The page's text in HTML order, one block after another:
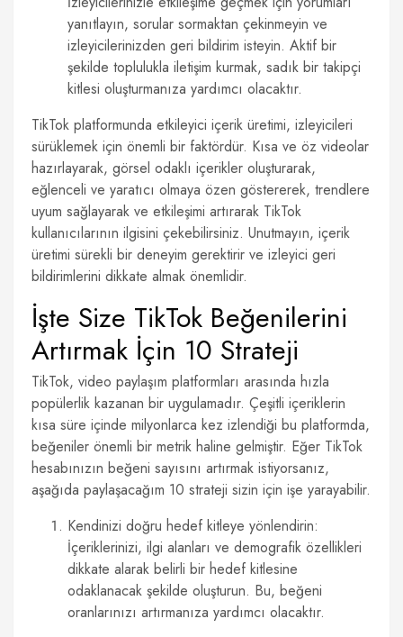
yanıtlayın, sorular sormaktan çekinmeyin ve
izleyicilerinizden geri bildirim isteyin. Aktif bir
şekilde toplulukla iletişim kurmak, sadık bir takipçi
kitlesi oluşturmanıza yardımcı olacaktır.
TikTok platformunda etkileyici içerik üretimi, izleyicileri
sürüklemek için önemli bir faktördür. Kısa ve öz videolar
hazırlayarak, görsel odaklı içerikler oluşturarak,
eğlenceli ve yaratıcı olmaya özen göstererek, trendlere
uyum sağlayarak ve etkileşimi artırarak TikTok
kullanıcılarının ilgisini çekebilirsiniz. Unutmayın, içerik
üretimi sürekli bir deneyim gerektirir ve izleyici geri
bildirimlerini dikkate almak önemlidir.
İşte Size TikTok Beğenilerini
Artırmak İçin 10 Strateji
TikTok, video paylaşım platformları arasında hızla
popülerlik kazanan bir uygulamadır. Çeşitli içeriklerin
kısa süre içinde milyonlarca kez izlendiği bu platformda,
beğeniler önemli bir metrik haline gelmiştir. Eğer TikTok
hesabınızın beğeni sayısını artırmak istiyorsanız,
aşağıda paylaşacağım 10 strateji sizin için işe yarayabilir.
Kendinizi doğru hedef kitleye yönlendirin:
İçeriklerinizi, ilgi alanları ve demografik özellikleri
dikkate alarak belirli bir hedef kitlesine
odaklanacak şekilde oluşturun. Bu, beğeni
oranlarınızı artırmanıza yardımcı olacaktır.